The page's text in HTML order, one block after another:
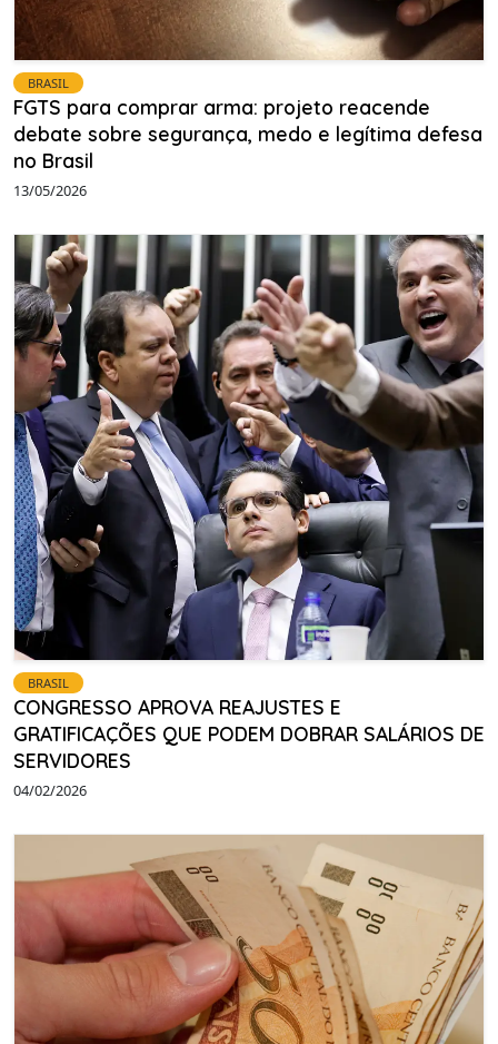
BRASIL
FGTS para comprar arma: projeto reacende
debate sobre segurança, medo e legítima defesa
no Brasil
13/05/2026
BRASIL
CONGRESSO APROVA REAJUSTES E
GRATIFICAÇÕES QUE PODEM DOBRAR SALÁRIOS DE
SERVIDORES
04/02/2026